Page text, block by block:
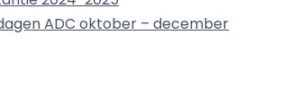
ADC oktober – december